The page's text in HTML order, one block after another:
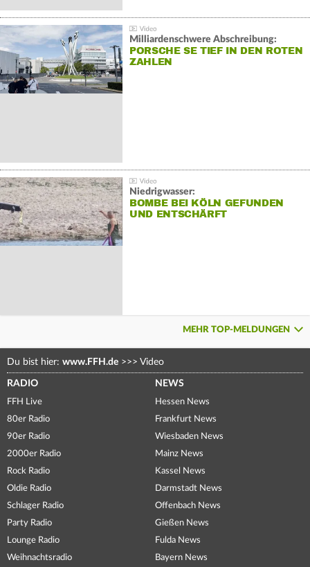
Milliardenschwere Abschreibung:
PORSCHE SE TIEF IN DEN ROTEN
ZAHLEN
Niedrigwasser:
BOMBE BEI KÖLN GEFUNDEN
UND ENTSCHÄRFT
MEHR TOP-MELDUNGEN
Du bist hier: www.FFH.de >>> Video
RADIO
FFH Live
80er Radio
90er Radio
2000er Radio
Rock Radio
Oldie Radio
Schlager Radio
Party Radio
Lounge Radio
Weihnachtsradio
NEWS
Hessen News
Frankfurt News
Wiesbaden News
Mainz News
Kassel News
Darmstadt News
Offenbach News
Gießen News
Fulda News
Bayern News